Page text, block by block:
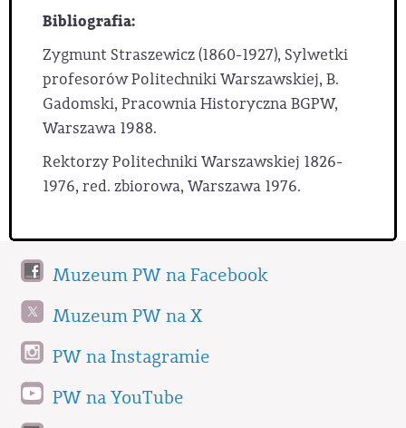
Bibliografia:
Zygmunt Straszewicz (1860-1927), Sylwetki
profesorów Politechniki Warszawskiej, B.
Gadomski, Pracownia Historyczna BGPW,
Warszawa 1988.
Rektorzy Politechniki Warszawskiej 1826-
1976, red. zbiorowa, Warszawa 1976.
Muzeum PW na Facebook
Muzeum PW na X
PW na Instagramie
PW na YouTube